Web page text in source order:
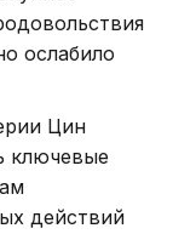
ослабило
Цин
ключевые
действий